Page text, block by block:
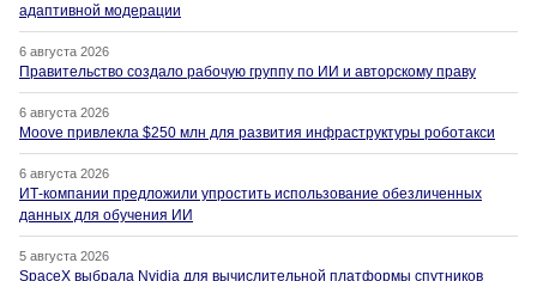
адаптивной модерации
6 августа 2026
Правительство создало рабочую группу по ИИ и авторскому праву
6 августа 2026
Moove привлекла $250 млн для развития инфраструктуры роботакси
6 августа 2026
ИТ-компании предложили упростить использование обезличенных
данных для обучения ИИ
5 августа 2026
SpaceX выбрала Nvidia для вычислительной платформы спутников